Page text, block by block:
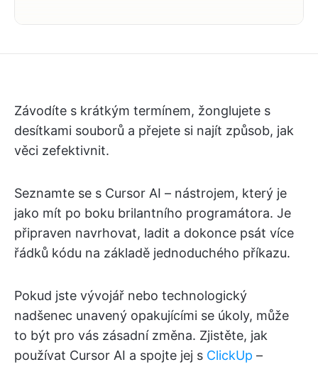
Závodíte s krátkým termínem, žonglujete s
desítkami souborů a přejete si najít způsob, jak
věci zefektivnit.
Seznamte se s Cursor AI – nástrojem, který je
jako mít po boku brilantního programátora. Je
připraven navrhovat, ladit a dokonce psát více
řádků kódu na základě jednoduchého příkazu.
Pokud jste vývojář nebo technologický
nadšenec unavený opakujícími se úkoly, může
to být pro vás zásadní změna. Zjistěte, jak
používat Cursor AI a spojte jej s ClickUp –